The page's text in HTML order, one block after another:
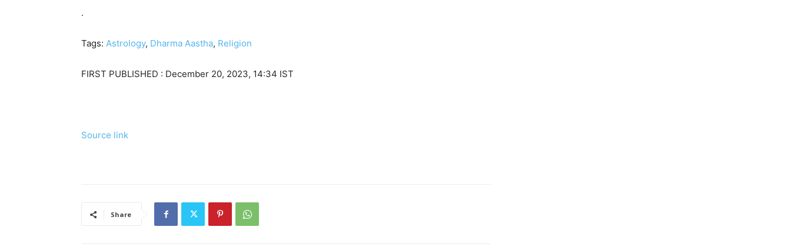
.
Tags: Astrology, Dharma Aastha, Religion
FIRST PUBLISHED : December 20, 2023, 14:34 IST
Source link
Share